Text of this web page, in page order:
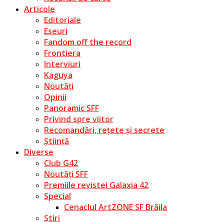
Articole
Editoriale
Eseuri
Fandom off the record
Frontiera
Interviuri
Kaguya
Noutăți
Opinii
Panoramic SFF
Privind spre viitor
Recomandări, rețete și secrete
Știință
Diverse
Club G42
Noutăți SFF
Premiile revistei Galaxia 42
Special
Cenaclul ArtZONE SF Brăila
Știri